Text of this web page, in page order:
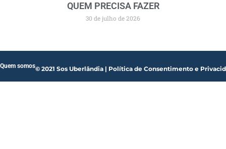
QUEM PRECISA FAZER
30 de julho de 2026
© 2021 Sos Uberlândia | Política de Consentimento e
Quem somos